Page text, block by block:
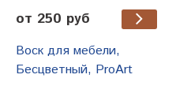
от 250 руб
Воск для мебели,
Бесцветный, ProArt